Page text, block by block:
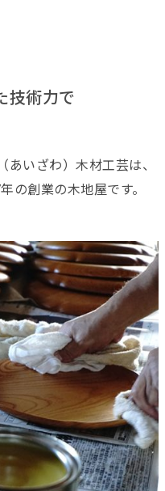
技術力で
あいざわ）木材工芸は、
の創業の木地屋です。